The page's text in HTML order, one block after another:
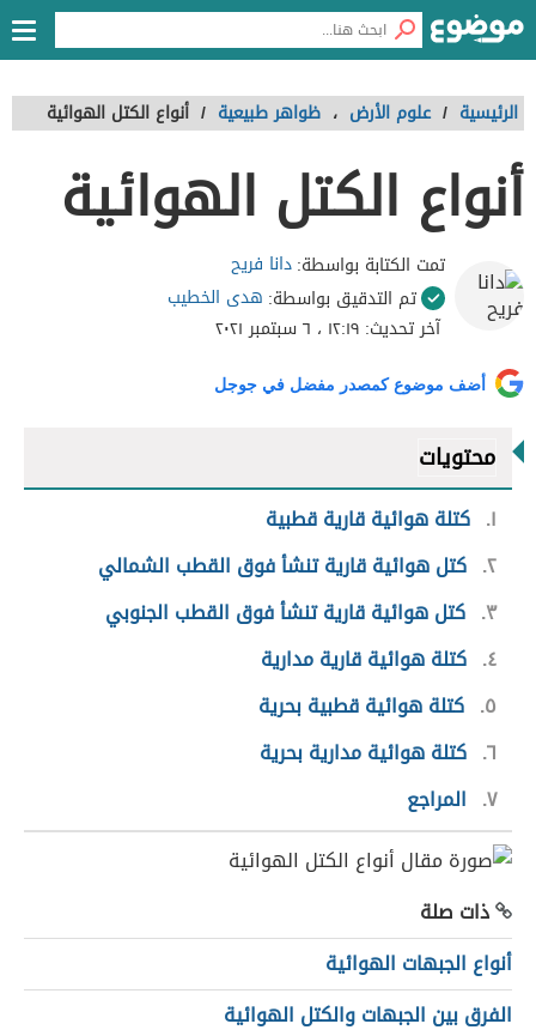
الرئيسية / علوم الأرض ، ظواهر طبيعية / أنواع الكتل الهوائية
أنواع الكتل الهوائية
تمت الكتابة بواسطة:دانا فريح
تم التدقيق بواسطة: هدى الخطيب
آخر تحديث: ١٢:١٩ ، ٦ سبتمبر ٢٠٢١
أضف موضوع كمصدر مفضل في جوجل
محتويات
١ كتلة هوائية قارية قطبية
٢ كتل هوائية قارية تنشأ فوق القطب الشمالي
٣ كتل هوائية قارية تنشأ فوق القطب الجنوبي
٤ كتلة هوائية قارية مدارية
٥ كتلة هوائية قطبية بحرية
٦ كتلة هوائية مدارية بحرية
٧ المراجع
ذات صلة
أنواع الجبهات الهوائية
الفرق بين الجبهات والكتل الهوائية